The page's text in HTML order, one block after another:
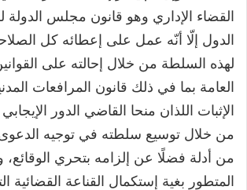
القضاء الإداري وهو قانون مجلس
الدول إلّا أنّه عمل على إعطائه كل
لهذه السلطة من خلال إحالته على
العامة بما في ذلك قانون المرافعات
الإثبات اللذان منحا القاضي الدور
من خلال توسیع سلطته في توجيه
من أدلة فضلًا عن إلزامه بتحري الوقائع،
المتطور بغية إستكمال القناعة القضائية